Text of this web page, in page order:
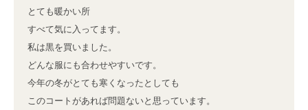
とても暖かい所
すべて気に入ってます。
私は黒を買いました。
どんな服にも合わせやすいです。
今年の冬がとても寒くなったとしても
このコートがあれば問題ないと思っています。